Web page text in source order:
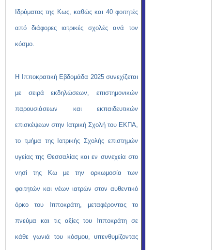
Ιδρύματος της Κως, καθώς και 40 φοιτητές
από διάφορες ιατρικές σχολές ανά τον
κόσμο.
Η Ιπποκρατική Εβδομάδα 2025 συνεχίζεται
με σειρά εκδηλώσεων, επιστημονικών
παρουσιάσεων και εκπαιδευτικών
επισκέψεων στην Ιατρική Σχολή του ΕΚΠΑ,
το τμήμα της Ιατρικής Σχολής επιστημών
υγείας της Θεσσαλίας και εν συνεχεία στο
νησί της Κω με την ορκωμοσία των
φοιτητών και νέων ιατρών στον αυθεντικό
όρκο του Ιπποκράτη, μεταφέροντας το
πνεύμα και τις αξίες του Ιπποκράτη σε
κάθε γωνιά του κόσμου, υπενθυμίζοντας